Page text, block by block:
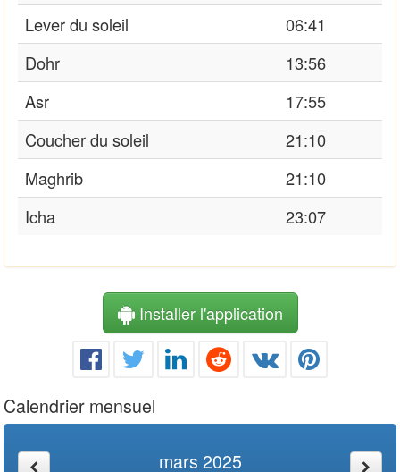
Lever du soleil
06:41
Dohr
13:56
Asr
17:55
Coucher du soleil
21:10
Maghrib
21:10
Icha
23:07
Installer l'application
Calendrier mensuel
mars 2025